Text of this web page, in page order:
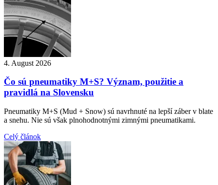
4. August 2026
Čo sú pneumatiky M+S? Význam, použitie a
pravidlá na Slovensku
Pneumatiky M+S (Mud + Snow) sú navrhnuté na lepší záber v blate
a snehu. Nie sú však plnohodnotnými zimnými pneumatikami.
Celý článok